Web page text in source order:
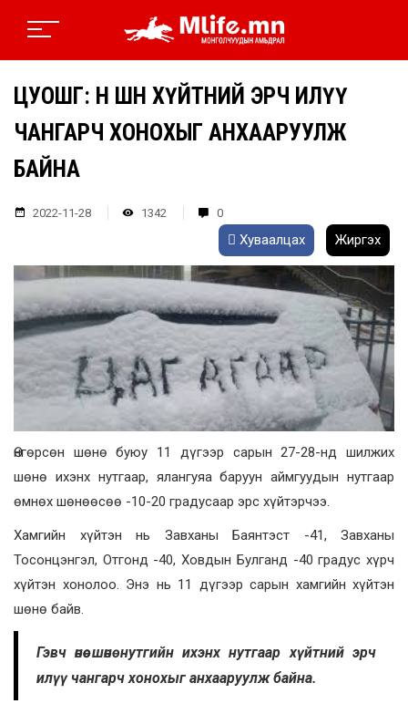
ЦУОШГ: ӨНӨӨ ШӨНӨ ХҮЙТНИЙ ЭРЧ ИЛҮҮ
ЧАНГАРЧ ХОНОХЫГ АНХААРУУЛЖ
БАЙНА
2022-11-28 1342 0
Хуваалцах Жиргэх
Өнгөрсөн шөнө буюу 11 дүгээр сарын 27-28-нд шилжих
шөнө ихэнх нутгаар, ялангуяа баруун аймгуудын нутгаар
өмнөх шөнөөсөө -10-20 градусаар эрс хүйтэрчээ.
Хамгийн хүйтэн нь Завханы Баянтэст -41, Завханы
Тосонцэнгэл, Отгонд -40, Ховдын Булганд -40 градус хүрч
хүйтэн хонолоо. Энэ нь 11 дүгээр сарын хамгийн хүйтэн
шөнө байв.
Гэвч өнөө шөнө нутгийн ихэнх нутгаар хүйтний эрч
илүү чангарч хонохыг анхааруулж байна.